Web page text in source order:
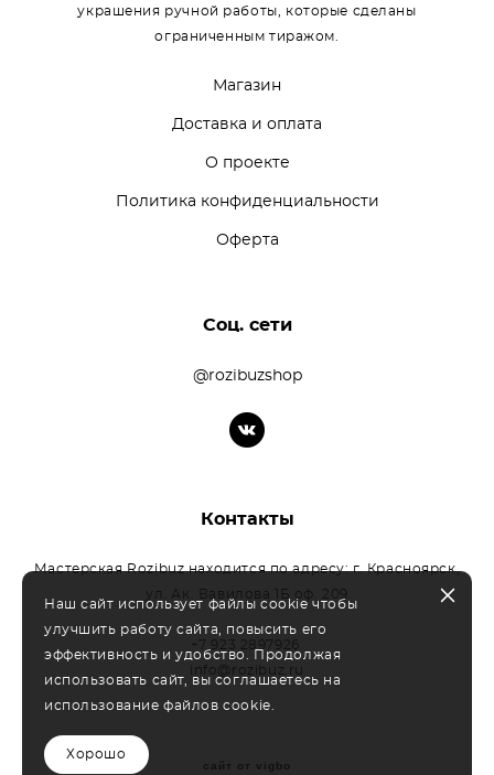
украшения ручной работы, которые сделаны
ограниченным тиражом.
Магазин
Доставка и оплата
О проекте
Политика конфиденциальности
Оферта
Соц. сети
@rozibuzshop
Контакты
Мастерская Rozibuz находится по адресу: г. Красноярск,
ул. Ак. Вавилова 1Б оф. 209
+7 923 2897926
info@rozibuz.ru
сайт от vigbo
Наш сайт использует файлы cookie чтобы
улучшить работу сайта, повысить его
эффективность и удобство. Продолжая
использовать сайт, вы соглашаетесь на
использование файлов cookie.
Хорошо